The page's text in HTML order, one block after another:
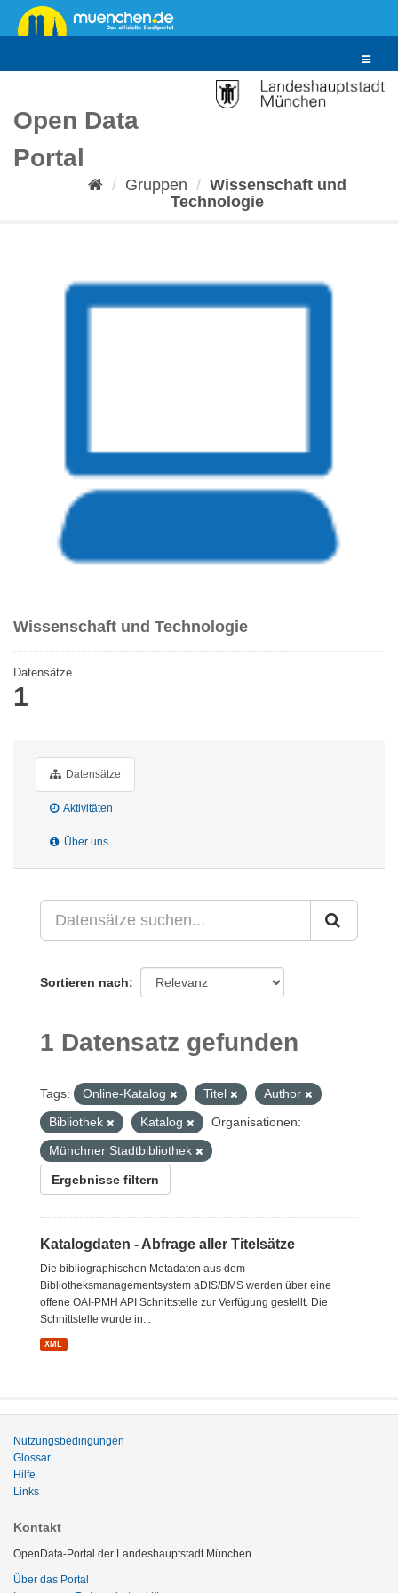
Überspringen
zum
Toggle
Open Data
Portal
Gruppen
Wissenschaft und
Technologie
Wissenschaft und Technologie
Datensätze
1
Datensätze
Aktivitäten
Über uns
Sortieren nach
1 Datensatz gefunden
Tags: Online-Katalog Titel
Author
Bibliothek
Katalog
Organisationen:
Münchner Stadtbibliothek
Ergebnisse filtern
Katalogdaten - Abfrage aller Titelsätze
Die bibliographischen Metadaten aus dem
Bibliotheksmanagementsystem aDIS/BMS werden über eine
offene OAI-PMH API Schnittstelle zur Verfügung gestellt. Die
Schnittstelle wurde in...
XML
Nutzungsbedingungen
Glossar
Hilfe
Links
Kontakt
OpenData-Portal der Landeshauptstadt München
Über das Portal